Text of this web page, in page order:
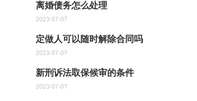
离婚债务怎么处理
2023-07-07
定做人可以随时解除合同吗
2023-07-07
新刑诉法取保候审的条件
2023-07-07